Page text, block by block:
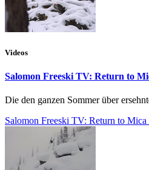
Videos
Salomon Freeski TV: Return to
Die den ganzen Sommer über
Salomon Freeski TV: Return to Mica